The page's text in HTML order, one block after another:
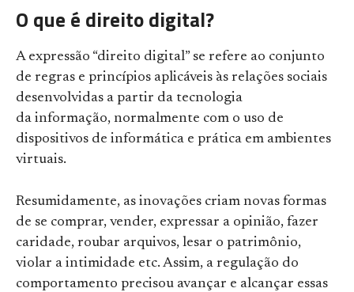
O que é direito digital?
A expressão “direito digital” se refere ao conjunto
de regras e princípios aplicáveis às relações sociais
desenvolvidas a partir da tecnologia
da informação, normalmente com o uso de
dispositivos de informática e prática em ambientes
virtuais.
Resumidamente, as inovações criam novas formas
de se comprar, vender, expressar a opinião, fazer
caridade, roubar arquivos, lesar o patrimônio,
violar a intimidade etc. Assim, a regulação do
comportamento precisou avançar e alcançar essas